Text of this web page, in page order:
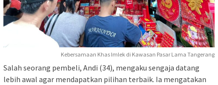
Kebersamaan Khas Imlek di Kawasan Pasar Lama Tangerang
Salah seorang pembeli, Andi (34), mengaku sengaja datang
lebih awal agar mendapatkan pilihan terbaik. Ia mengatakan